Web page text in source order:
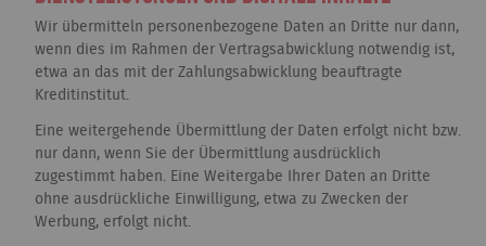
Wir übermitteln personenbezogene Daten an Dritte nur dann,
wenn dies im Rahmen der Vertragsabwicklung notwendig ist,
etwa an das mit der Zahlungsabwicklung beauftragte
Kreditinstitut.
Eine weitergehende Übermittlung der Daten erfolgt nicht bzw.
nur dann, wenn Sie der Übermittlung ausdrücklich
zugestimmt haben. Eine Weitergabe Ihrer Daten an Dritte
ohne ausdrückliche Einwilligung, etwa zu Zwecken der
Werbung, erfolgt nicht.